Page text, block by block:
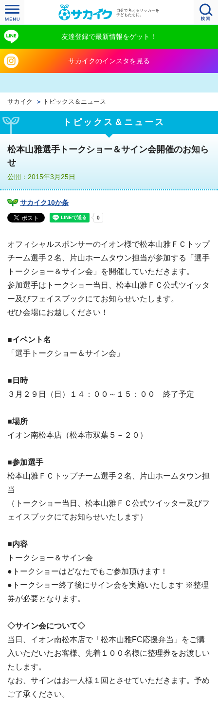
自分で考えるサッカーを
子どもたちに。
友達登録で最新情報をゲット！
サカイクのインスタを見る
サカイク トピックス＆ニュース
トピックス＆ニュース
松本山雅選手トークショー＆サイン会開催のお知ら
せ
公開：2015年3月25日
サカイク10か条
オフィシャルスポンサーのイオン様で松本山雅ＦＣトップ
チーム選手２名、片山ホームタウン担当が参加する「選手
トークショー＆サイン会」を開催していただきます。
参加選手はトークショー当日、松本山雅ＦＣ公式ツイッタ
ー及びフェイスブックにてお知らせいたします。
ぜひ会場にお越しください！
■イベント名
「選手トークショー＆サイン会」
■日時
３月２９日（日）１４：００～１５：００ 終了予定
■場所
イオン南松本店（松本市双葉５－２０）
■参加選手
松本山雅ＦＣトップチーム選手２名、片山ホームタウン担
当
（トークショー当日、松本山雅ＦＣ公式ツイッター及びフ
ェイスブックにてお知らせいたします）
■内容
トークショー＆サイン会
●トークショーはどなたでもご参加頂けます！
●トークショー終了後にサイン会を実施いたします ※整理
券が必要となります。
◇サイン会について◇
当日、イオン南松本店で「松本山雅FC応援弁当」をご購
入いただいたお客様、先着１００名様に整理券をお渡しい
たします。
なお、サインはお一人様１回とさせていただきます。予め
ご了承ください。